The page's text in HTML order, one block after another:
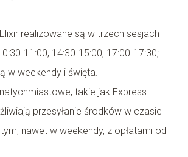
realizowane są w trzech sesjach
11:00, 14:30-15:00, 17:00-17:30;
w weekendy i święta.
takie jak Express
przesyłanie środków w czasie
nawet w weekendy, z opłatami od